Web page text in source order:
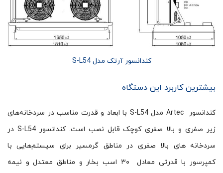
کندانسور آرتک مدل S-L54
بیشترین کاربرد این دستگاه
کندانسور Artec مدل S-L54 با ابعاد و قدرت مناسب در سردخانه‌های
زیر صفری و بالا صفری کوچک قابل نصب است. کندانسور S-L54 در
سردخانه های بالا صفری در مناطق گرمسیر برای سیستم‌هایی با
کمپرسور با قدرتی معادل ۳۰ اسب بخار و مناطق معتدل و نیمه